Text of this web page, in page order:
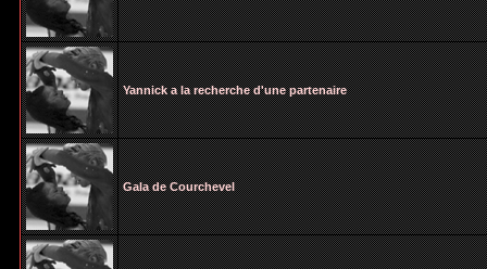
Yannick a la recherche d'une partenaire
Gala de Courchevel